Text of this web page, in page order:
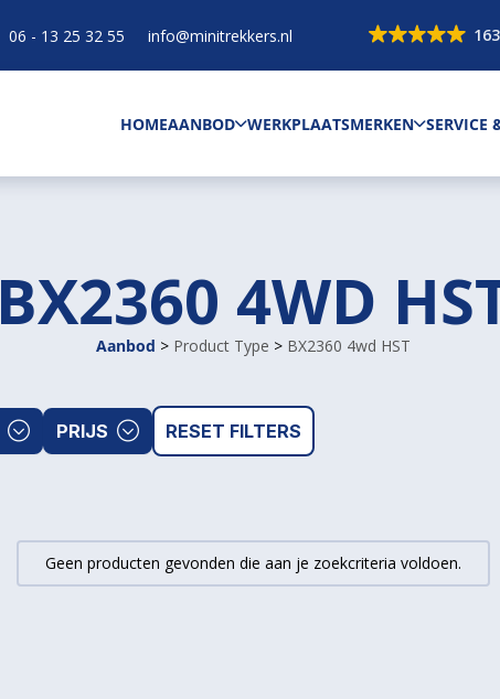
06 - 13 25 32 55 info@minitrekkers.nl
HOMEAANBOD WERKPLAATSMERKEN SERVICE
BX2360 4WD
Aanbod > Product Type > BX2360 4wd HST
PRIJS RESET FILTERS
Geen producten gevonden die aan je zoekcriteria voldoen.